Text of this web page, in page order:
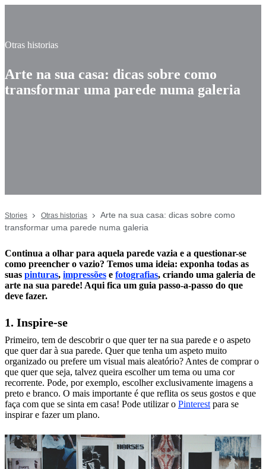
Otras historias
Arte na sua casa: dicas sobre como
transformar uma parede numa galeria
Stories Otras historias
Arte na sua casa: dicas sobre como
transformar uma parede numa galeria
Continua a olhar para aquela parede vazia e a questionar-se
como preencher o vazio? Temos uma ideia: exponha todas as
suas pinturas, impressões e fotografias, criando uma galeria de
arte na sua parede! Aqui fica um guia passo-a-passo do que
deve fazer.
1. Inspire-se
Primeiro, tem de descobrir o que quer ter na sua parede e o aspeto
que quer dar à sua parede. Quer que tenha um aspeto muito
organizado ou prefere um visual mais aleatório? Antes de comprar o
que quer que seja, talvez queira escolher um tema ou uma cor
recorrente. Pode, por exemplo, escolher exclusivamente imagens a
preto e branco. O mais importante é que reflita os seus gostos e que
faça com que se sinta em casa! Pode utilizar o Pinterest para se
inspirar e fazer um plano.